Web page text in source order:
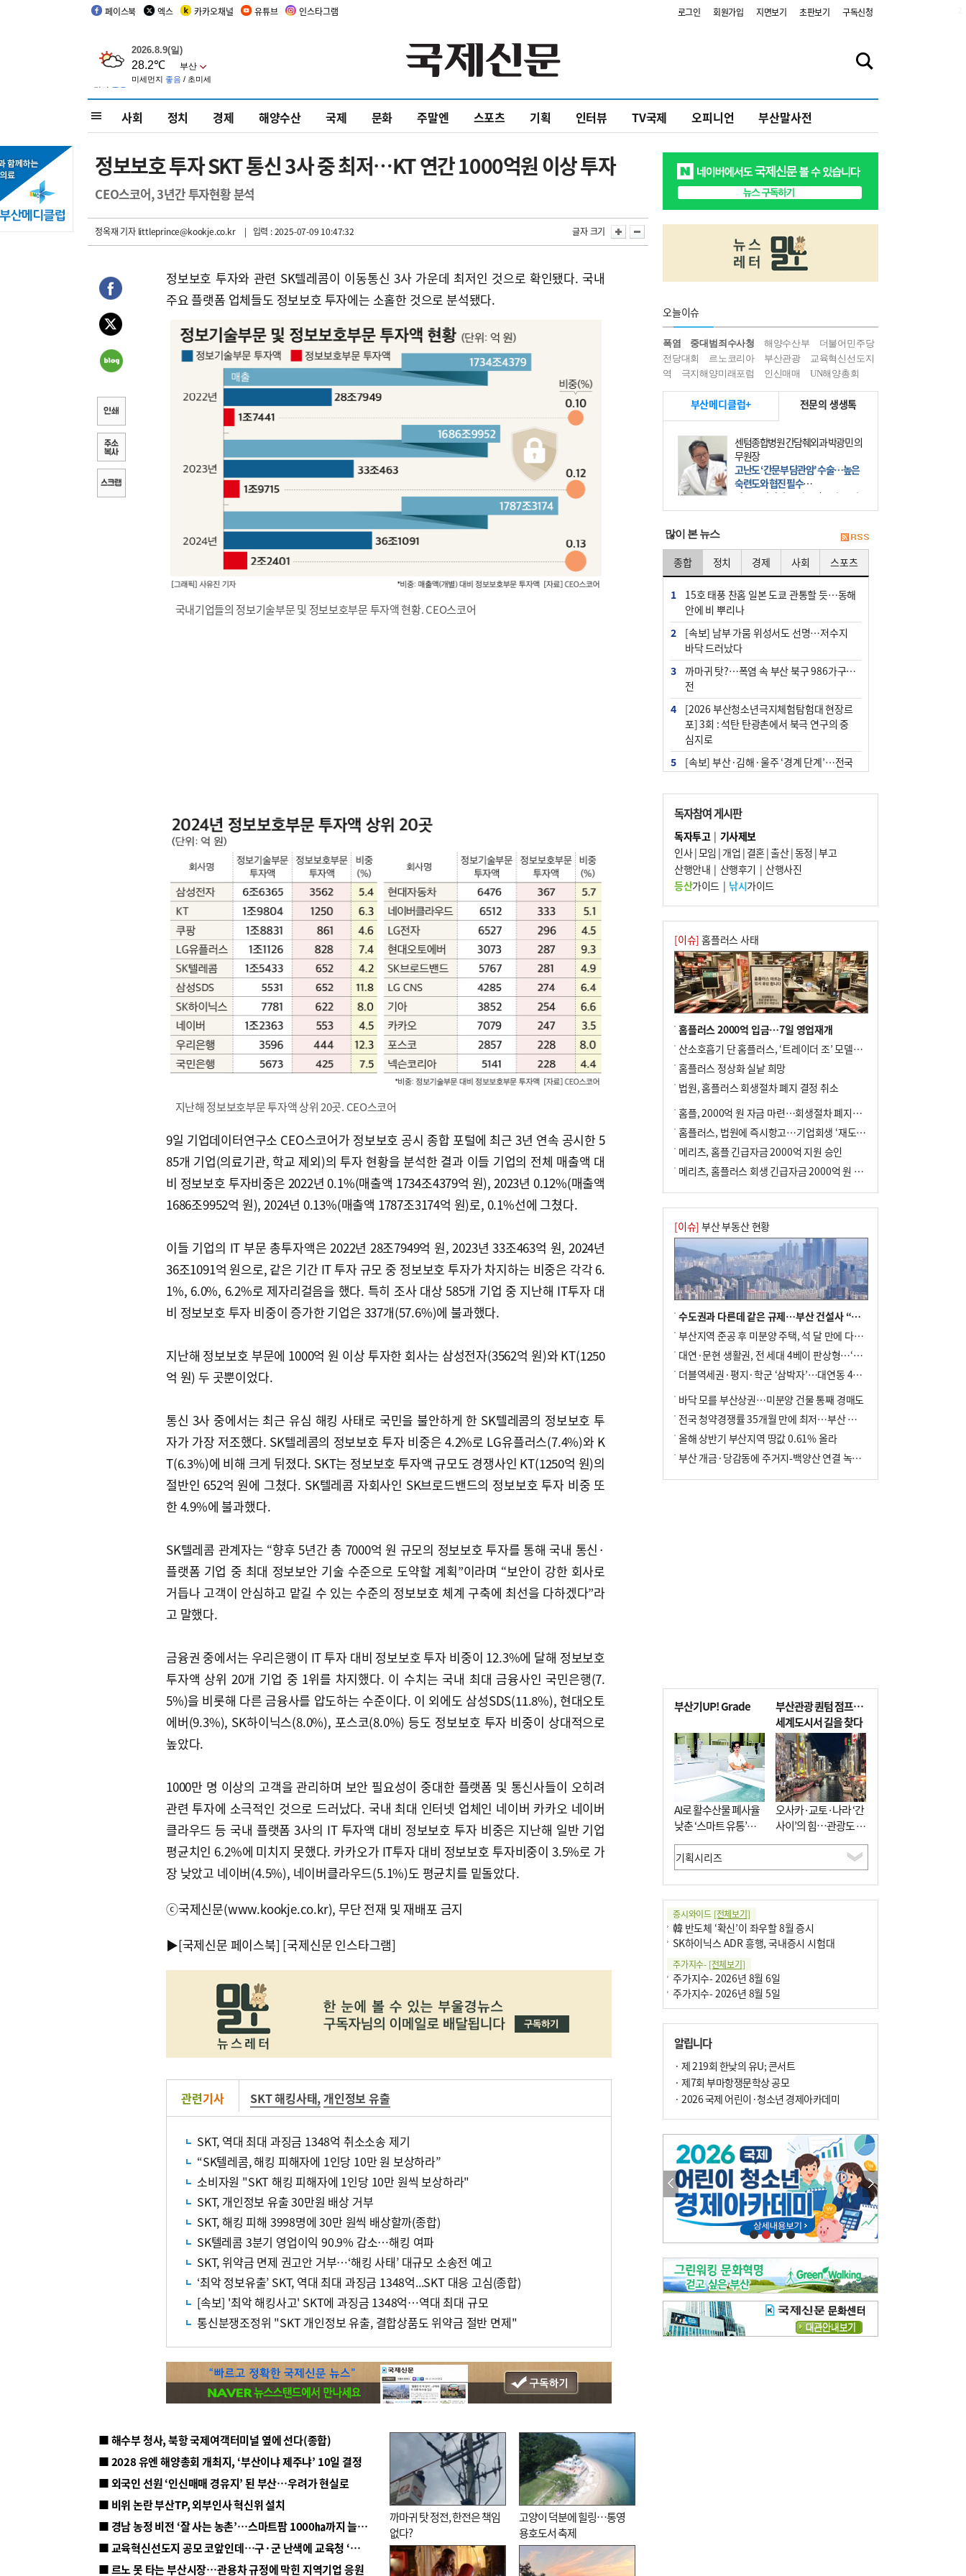
페이스북 엑스 카카오채널 유튜브 인스타그램 로그인 회원가입 지면보기 초판보기 구독신청
사회 정치 경제 해양수산 국제 문화 주말엔 스포츠 기획 인터뷰 TV국제 오피니언 부산말사전
정보보호 투자 SKT 통신 3사 중 최저…KT 연간 1000억원 이상 투자
CEO스코어, 3년간 투자현황 분석
정옥재 기자littleprince@kookje.co.kr | 입력 : 2025-07-09 10:47:32 글자 크기
정보보호 투자와 관련 SK텔레콤이 이동통신 3사 가운데 최저인 것으로 확인됐다. 국내
주요 플랫폼 업체들도 정보보호 투자에는 소홀한 것으로 분석됐다.
국내기업들의 정보기술부문 및 정보보호부문 투자액 현황. CEO스코어
지난해 정보보호부문 투자액 상위 20곳. CEO스코어
9일 기업데이터연구소 CEO스코어가 정보보호 공시 종합 포털에 최근 3년 연속 공시한 5
85개 기업(의료기관, 학교 제외)의 투자 현황을 분석한 결과 이들 기업의 전체 매출액 대
비 정보보호 투자비중은 2022년 0.1%(매출액 1734조4379억 원), 2023년 0.12%(매출액
1686조9952억 원), 2024년 0.13%(매출액 1787조3174억 원)로, 0.1%선에 그쳤다.
이들 기업의 IT 부문 총투자액은 2022년 28조7949억 원, 2023년 33조463억 원, 2024년
36조1091억 원으로, 같은 기간 IT 투자 규모 중 정보보호 투자가 차지하는 비중은 각각 6.
1%, 6.0%, 6.2%로 제자리걸음을 했다. 특히 조사 대상 585개 기업 중 지난해 IT투자 대
비 정보보호 투자 비중이 증가한 기업은 337개(57.6%)에 불과했다.
지난해 정보보호 부문에 1000억 원 이상 투자한 회사는 삼성전자(3562억 원)와 KT(1250
억 원) 두 곳뿐이었다.
통신 3사 중에서는 최근 유심 해킹 사태로 국민을 불안하게 한 SK텔레콤의 정보보호 투
자가 가장 저조했다. SK텔레콤의 정보보호 투자 비중은 4.2%로 LG유플러스(7.4%)와 K
T(6.3%)에 비해 크게 뒤졌다. SKT는 정보보호 투자액 규모도 경쟁사인 KT(1250억 원)의
절반인 652억 원에 그쳤다. SK텔레콤 자회사인 SK브로드밴드의 정보보호 투자 비중 또
한 4.9%에 불과했다.
SK텔레콤 관계자는 “향후 5년간 총 7000억 원 규모의 정보보호 투자를 통해 국내 통신·
플랫폼 기업 중 최대 정보보안 기술 수준으로 도약할 계획”이라며 “보안이 강한 회사로
거듭나 고객이 안심하고 맡길 수 있는 수준의 정보보호 체계 구축에 최선을 다하겠다”라
고 말했다.
금융권 중에서는 우리은행이 IT 투자 대비 정보보호 투자 비중이 12.3%에 달해 정보보호
투자액 상위 20개 기업 중 1위를 차지했다. 이 수치는 국내 최대 금융사인 국민은행(7.
5%)을 비롯해 다른 금융사를 압도하는 수준이다. 이 외에도 삼성SDS(11.8%), 현대오토
에버(9.3%), SK하이닉스(8.0%), 포스코(8.0%) 등도 정보보호 투자 비중이 상대적으로
높았다.
1000만 명 이상의 고객을 관리하며 보안 필요성이 중대한 플랫폼 및 통신사들이 오히려
관련 투자에 소극적인 것으로 드러났다. 국내 최대 인터넷 업체인 네이버 카카오 네이버
클라우드 등 국내 플랫폼 3사의 IT 투자액 대비 정보보호 투자 비중은 지난해 일반 기업
평균치인 6.2%에 미치지 못했다. 카카오가 IT투자 대비 정보보호 투자비중이 3.5%로 가
장 낮았고 네이버(4.5%), 네이버클라우드(5.1%)도 평균치를 밑돌았다.
ⓒ국제신문(www.kookje.co.kr), 무단 전재 및 재배포 금지
▶[국제신문 페이스북] [국제신문 인스타그램]
관련기사 SKT 해킹사태,개인정보 유출
SKT, 역대 최대 과징금 1348억 취소소송 제기
“SK텔레콤, 해킹 피해자에 1인당 10만 원 보상하라”
소비자원 "SKT 해킹 피해자에 1인당 10만 원씩 보상하라"
SKT, 개인정보 유출 30만원 배상 거부
SKT, 해킹 피해 3998명에 30만 원씩 배상할까(종합)
SK텔레콤 3분기 영업이익 90.9% 감소…해킹 여파
SKT, 위약금 면제 권고안 거부…‘해킹 사태’ 대규모 소송전 예고
‘최악 정보유출’ SKT, 역대 최대 과징금 1348억...SKT 대응 고심(종합)
[속보] '최악 해킹사고' SKT에 과징금 1348억…역대 최대 규모
통신분쟁조정위 "SKT 개인정보 유출, 결합상품도 위약금 절반 면제"
■ 해수부 청사, 북항 국제여객터미널 옆에 선다(종합)
■ 2028 유엔 해양총회 개최지, ‘부산이냐 제주냐’ 10일 결정
■ 외국인 선원 ‘인신매매 경유지’ 된 부산…우려가 현실로
■ 비위 논란 부산TP, 외부인사 혁신위 설치
■ 경남 농정 비전 ‘잘 사는 농촌’…스마트팜 1000㏊까지 늘린다
■ 교육혁신선도지 공모 코앞인데…구·군 난색에 교육청 ‘쩔쩔’
■ 르노 못 타는 부산시장…관용차 규정에 막힌 지역기업 응원
까마귀 탓 정전, 한전은 책임
없다?
고양이 덕분에 힐링…통영
용호도서 축제
오늘이슈
폭염 중대범죄수사청 해양수산부
더불어민주당
전당대회
르노코리아 부산관광
교육혁신선도지
역
극지해양미래포럼 인신매매 UN해양총회
부산메디클럽+ 전문의 생생톡
센텀종합병원 간담췌외과 박광민 의
무원장
고난도 ‘간문부 담관암’ 수술…높은
숙련도와 협진 필수
간문부 담관암(클라츠킨 종양)은 좌
우 간에서 나오는, 담관(담즙 배출 경
部)’에 생기는 악성 종양이다. 간동맥
문맥 림프절 담
많이 본 뉴스
종합 정치 경제 사회 스포츠
1
15호 태풍 찬홈 일본 도쿄 관통할 듯…동해
안에 비 뿌리나
2
[속보] 남부 가뭄 위성서도 선명…저수지
바닥 드러났다
3
까마귀 탓?…폭염 속 부산 북구 986가구 정
전
4
[2026 부산청소년극지체험탐험대 현장르
포] 3회 : 석탄 탄광촌에서 북극 연구의 중
심지로
5
[속보] 부산·김해·울주 ‘경계 단계’…전국
위는 지속
7
‘혐오표현’ 쓰면 지방공무원 최대 파면까지
중징계
8
이임생, 홍명보 선임 독단적 결정 아냐…면
담 메모 제출
10 경찰가족 관련 사건 45건…그동안 파악조
차 안해
독자참여 게시판
독자투고| 기사제보
인사|모임 | 개업 | 결혼|출산|동정 |부고
산행안내 | 산행후기 | 산행사진
등산가이드| 낚시가이드
[이슈] 홈플러스 사태
홈플러스 2000억 입금…7일 영업재개
산소호흡기 단 홈플러스, ‘트레이더 조’ 모델로 살아날까
홈플러스 정상화 실낱 희망
법원, 홈플러스 회생절차 폐지 결정 취소
홈플, 2000억 원 자금 마련…회생절차 폐지에 즉시항고(종합)
홈플러스, 법원에 즉시항고…기업회생 ‘재도전’
메리츠, 홈플 긴급자금 2000억 지원 승인
메리츠, 홈플러스 회생 긴급자금 2000억 원 지원 승인
[이슈] 부산 부동산 현황
수도권과 다른데 같은 규제…부산 건설사 “쓰러지기 직전”
부산지역 준공 후 미분양 주택, 석 달 만에 다시 3000가구 넘어서
대연·문현 생활권, 전 세대 4베이 판상형…‘더샵 트리센트’ 내달 분양
더블역세권·평지·학군 ‘삼박자’…대연동 42층 브랜드 단지
바닥 모를 부산상권…미분양 건물 통째 경매도
전국 청약경쟁률 35개월 만에 최저…부산 미분양 ‘적체’ 심화
올해 상반기 부산지역 땅값 0.61% 올라
부산 개금·당감동에 주거지-백양산 연결 녹지 조성
부산기UP! Grade
AI로 활수산물 폐사율
낮춘 ‘스마트 유통’…
사막·산악지대 수출
도전
부산관광 퀀텀 점프…
세계도시서 길을 찾다
오사카·교토·나라 ‘간
사이’의 힘…관광도 뭉
쳐야 흥한다
증시와이드 [전체보기]
韓 반도체 ‘확신’이 좌우할 8월 증시
SK하이닉스 ADR 흥행, 국내증시 시험대
주가지수- [전체보기]
주가지수- 2026년 8월 6일
주가지수- 2026년 8월 5일
알립니다
· 제 219회 한낮의 유U; 콘서트
· 제7회 부마항쟁문학상 공모
· 2026 국제 어린이·청소년 경제아카데미